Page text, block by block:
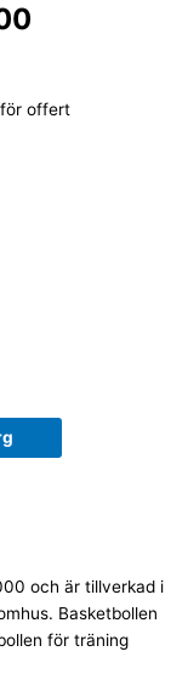
offert
och är tillverkad i
Basketbollen
för träning